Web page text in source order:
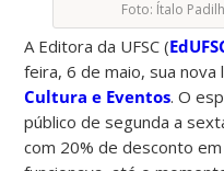
Foto: Ítalo
A Editora da UFSC (
feira, 6 de maio, sua
Cultura e Eventos. O
público de segunda a
com 20% de desconto